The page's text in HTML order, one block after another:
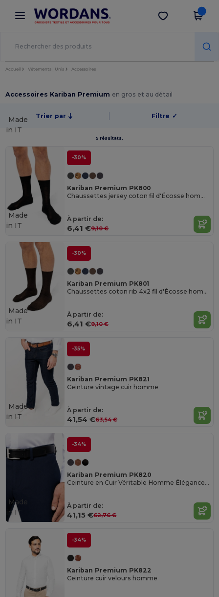
× Appli Wordans
Meilleurs prix sur l’app !
Obtenir l'appli
Accueil Vêtements | Unis Accessoires
Accessoires Kariban Premium en gros et au détail
Trier par Filtre ✓
5 résultats.
Made
in IT
-30%
Kariban Premium PK800
Chaussettes jersey coton fil d'Écosse homme
À partir de:
6,41 €9,10 €
Made
in IT
-30%
Kariban Premium PK801
Chaussettes coton rib 4x2 fil d'Écosse homme
À partir de:
6,41 €9,10 €
Made
in IT
-35%
Kariban Premium PK821
Ceinture vintage cuir homme
À partir de:
41,54 €63,54 €
Made
in IT
-34%
Kariban Premium PK820
Ceinture en Cuir Véritable Homme Élégance Italienne
À partir de:
41,15 €62,76 €
Made
in IT
-34%
Kariban Premium PK822
Ceinture cuir velours homme